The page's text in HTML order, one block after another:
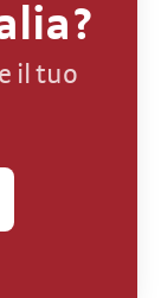
il tuo